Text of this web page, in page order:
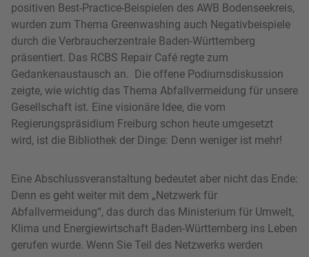
positiven Best-Practice-Beispielen des AWB Bodenseekreis,
wurden zum Thema Greenwashing auch Negativbeispiele
durch die Verbraucherzentrale Baden-Württemberg
präsentiert. Das RCBS Repair Café regte zum
Gedankenaustausch an. Die offene Podiumsdiskussion
zeigte, wie wichtig das Thema Abfallvermeidung für unsere
Gesellschaft ist. Eine visionäre Idee, die vom
Regierungspräsidium Freiburg schon heute umgesetzt
wird, ist die Bibliothek der Dinge: Denn weniger ist mehr!
Eine Abschlussveranstaltung bedeutet aber nicht das Ende:
Denn es geht weiter mit dem „Netzwerk für
Abfallvermeidung“, das durch das Ministerium für Umwelt,
Klima und Energiewirtschaft Baden-Württemberg ins Leben
gerufen wurde. Wenn Sie Teil des Netzwerks werden